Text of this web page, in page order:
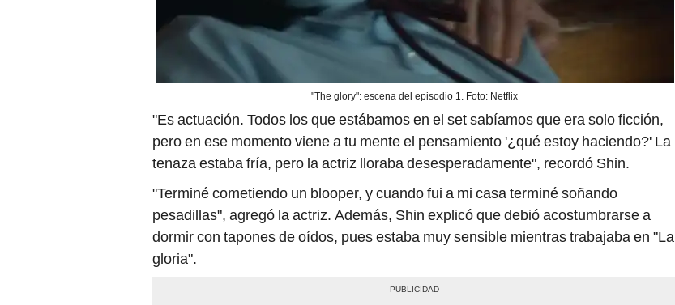
"The glory": escena del episodio 1. Foto: Netflix
"Es actuación. Todos los que estábamos en el set sabíamos que era solo ficción,
pero en ese momento viene a tu mente el pensamiento '¿qué estoy haciendo?' La
tenaza estaba fría, pero la actriz lloraba desesperadamente", recordó Shin.
"Terminé cometiendo un blooper, y cuando fui a mi casa terminé soñando
pesadillas", agregó la actriz. Además, Shin explicó que debió acostumbrarse a
dormir con tapones de oídos, pues estaba muy sensible mientras trabajaba en "La
gloria".